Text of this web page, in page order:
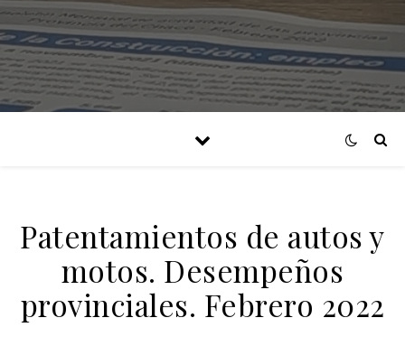
Patentamientos de autos y
motos. Desempeños
provinciales. Febrero 2022